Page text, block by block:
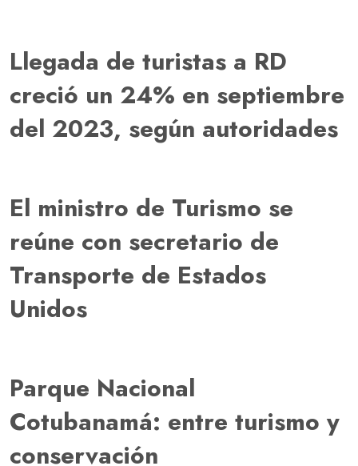
Llegada de turistas a RD
creció un 24% en septiembre
del 2023, según autoridades
El ministro de Turismo se
reúne con secretario de
Transporte de Estados
Unidos
Parque Nacional
Cotubanamá: entre turismo y
conservación